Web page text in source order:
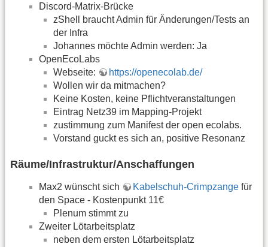
Discord-Matrix-Brücke
zShell braucht Admin für Änderungen/Tests an
der Infra
Johannes möchte Admin werden: Ja
OpenEcoLabs
Webseite:
https://openecolab.de/
Wollen wir da mitmachen?
Keine Kosten, keine Pflichtveranstaltungen
Eintrag Netz39 im Mapping-Projekt
zustimmung zum Manifest der open ecolabs.
Vorstand guckt es sich an, positive Resonanz
Räume/Infrastruktur/Anschaffungen
Max2 wünscht sich Kabelschuh-Crimpzange für
den Space - Kostenpunkt 11€
Plenum stimmt zu
Zweiter Lötarbeitsplatz
neben dem ersten Lötarbeitsplatz